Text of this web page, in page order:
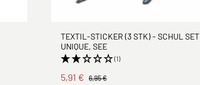
TEXTIL-STICKER (3 STK) - SCHUL SET
UNIQUE, SEE
(1)
5,91 € 6,95 €